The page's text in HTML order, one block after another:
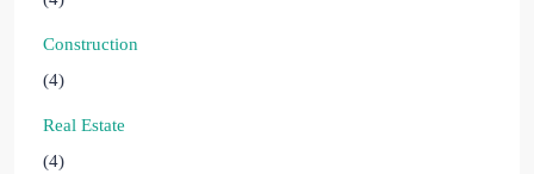
Construction
(4)
Real Estate
(4)